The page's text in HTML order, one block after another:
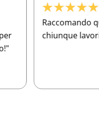
★★★★★
Servizio
impeccabile.